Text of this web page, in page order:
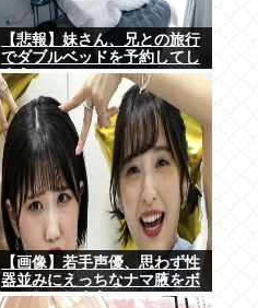
【悲報】妹さん、兄との旅行
でダブルベッドを予約してし
まう⇒www
【画像】若手声優、思わず性
器並みにえっちなナマ腋をボ
ロンしてしまうwww